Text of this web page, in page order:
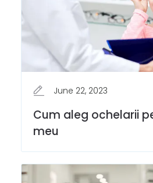
June 22, 2023
Cum aleg ochelarii
meu